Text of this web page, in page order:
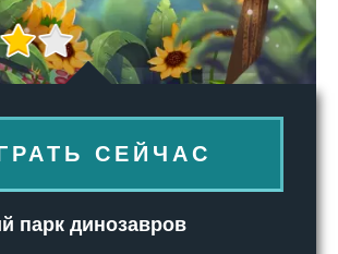
СЕЙЧАС
парк динозавров